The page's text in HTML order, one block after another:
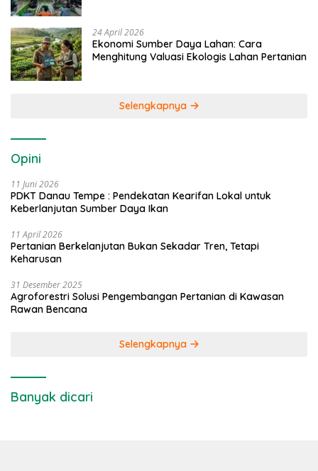
24 April 2026
Ekonomi Sumber Daya Lahan: Cara
Menghitung Valuasi Ekologis Lahan Pertanian
Selengkapnya
Opini
11 Juni 2026
PDKT Danau Tempe : Pendekatan Kearifan Lokal untuk
Keberlanjutan Sumber Daya Ikan
11 April 2026
Pertanian Berkelanjutan Bukan Sekadar Tren, Tetapi
Keharusan
31 Desember 2025
Agroforestri Solusi Pengembangan Pertanian di Kawasan
Rawan Bencana
Selengkapnya
Banyak dicari